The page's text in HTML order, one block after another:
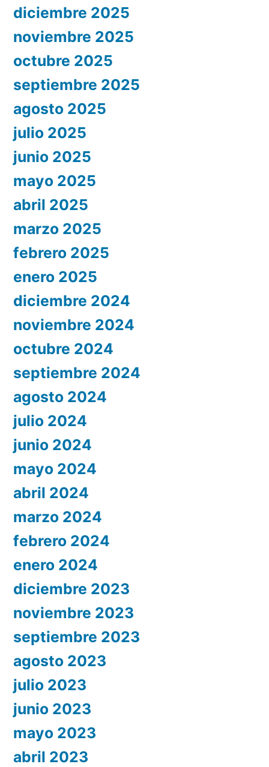
diciembre 2025
noviembre 2025
octubre 2025
septiembre 2025
agosto 2025
julio 2025
junio 2025
mayo 2025
abril 2025
marzo 2025
febrero 2025
enero 2025
diciembre 2024
noviembre 2024
octubre 2024
septiembre 2024
agosto 2024
julio 2024
junio 2024
mayo 2024
abril 2024
marzo 2024
febrero 2024
enero 2024
diciembre 2023
noviembre 2023
septiembre 2023
agosto 2023
julio 2023
junio 2023
mayo 2023
abril 2023